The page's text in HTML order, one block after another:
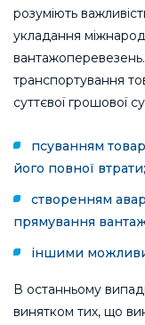
розуміють
укладання
транспортування
суттєвої грошової
псуванням
його повної втрати;
створенням
прямування
іншими
В останньому
винятком тих, що